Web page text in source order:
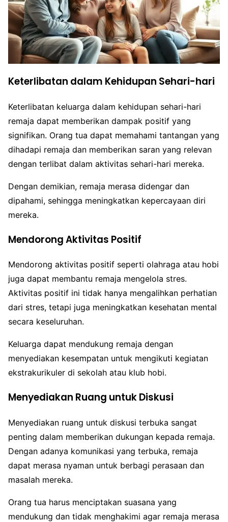
Keterlibatan dalam Kehidupan Sehari-hari
Keterlibatan keluarga dalam kehidupan sehari-hari
remaja dapat memberikan dampak positif yang
signifikan. Orang tua dapat memahami tantangan yang
dihadapi remaja dan memberikan saran yang relevan
dengan terlibat dalam aktivitas sehari-hari mereka.
Dengan demikian, remaja merasa didengar dan
dipahami, sehingga meningkatkan kepercayaan diri
mereka.
Mendorong Aktivitas Positif
Mendorong aktivitas positif seperti olahraga atau hobi
juga dapat membantu remaja mengelola stres.
Aktivitas positif ini tidak hanya mengalihkan perhatian
dari stres, tetapi juga meningkatkan kesehatan mental
secara keseluruhan.
Keluarga dapat mendukung remaja dengan
menyediakan kesempatan untuk mengikuti kegiatan
ekstrakurikuler di sekolah atau klub hobi.
Menyediakan Ruang untuk Diskusi
Menyediakan ruang untuk diskusi terbuka sangat
penting dalam memberikan dukungan kepada remaja.
Dengan adanya komunikasi yang terbuka, remaja
dapat merasa nyaman untuk berbagi perasaan dan
masalah mereka.
Orang tua harus menciptakan suasana yang
mendukung dan tidak menghakimi agar remaja merasa